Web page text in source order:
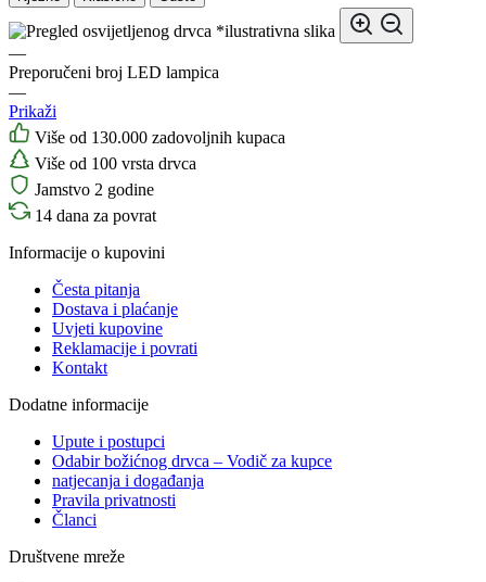
*ilustrativna slika
—
Preporučeni broj LED lampica
—
Prikaži
Više od 130.000 zadovoljnih kupaca
Više od 100 vrsta drvca
Jamstvo 2 godine
14 dana za povrat
Informacije o kupovini
Česta pitanja
Dostava i plaćanje
Uvjeti kupovine
Reklamacije i povrati
Kontakt
Dodatne informacije
Upute i postupci
Odabir božićnog drvca – Vodič za kupce
natjecanja i događanja
Pravila privatnosti
Članci
Društvene mreže